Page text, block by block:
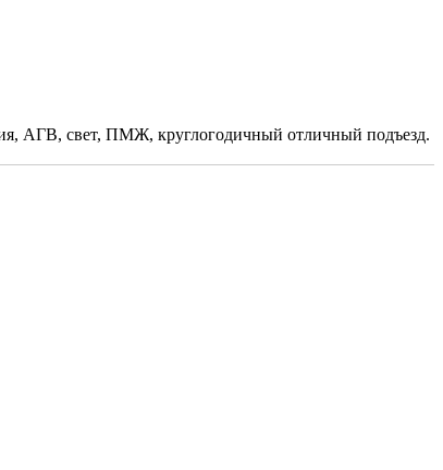
АГВ, свет, ПМЖ, круглогодичный отличный подъезд.